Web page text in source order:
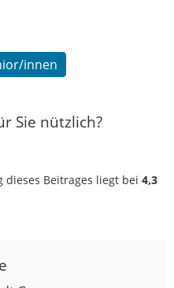
innen
Sie nützlich?
Beitrages liegt bei 4,3